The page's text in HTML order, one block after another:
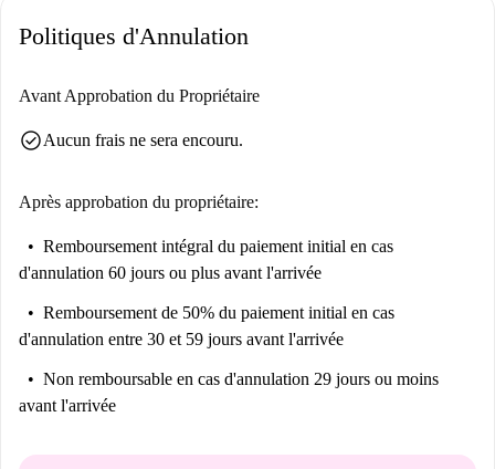
Politiques d'Annulation
Avant Approbation du Propriétaire
check_circleAucun frais ne sera encouru.
Après approbation du propriétaire:
Remboursement intégral du paiement initial en cas
d'annulation 60 jours ou plus avant l'arrivée
Remboursement de 50% du paiement initial en cas
d'annulation entre 30 et 59 jours avant l'arrivée
Non remboursable en cas d'annulation 29 jours ou moins
avant l'arrivée